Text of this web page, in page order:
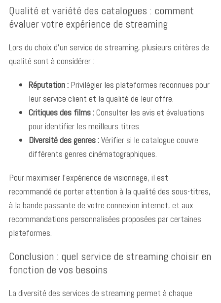
Qualité et variété des catalogues : comment
évaluer votre expérience de streaming
Lors du choix d’un service de streaming, plusieurs critères de
qualité sont à considérer :
Réputation :Privilégier les plateformes reconnues pour
leur service client et la qualité de leur offre.
Critiques des films :Consulter les avis et évaluations
pour identifier les meilleurs titres.
Diversité des genres :Vérifier si le catalogue couvre
différents genres cinématographiques.
Pour maximiser l’expérience de visionnage, il est
recommandé de porter attention à la qualité des sous-titres,
à la bande passante de votre connexion internet, et aux
recommandations personnalisées proposées par certaines
plateformes.
Conclusion : quel service de streaming choisir en
fonction de vos besoins
La diversité des services de streaming permet à chaque